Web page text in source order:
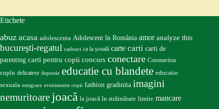
Etichete
abuz acasa adolescenta Adolescent în România amor analyze this
bucureşti-regatul cadouri ca la școală carte carti carti de
parenting carti pentru copii concurs conectare Coronavirus
cuplu delicatese depresie educatie cu blandete educatie
sexuala emigrare evenimente copii fashion gradinita imagini
nemuritoare joacă la joacă în străinătate limite mancare